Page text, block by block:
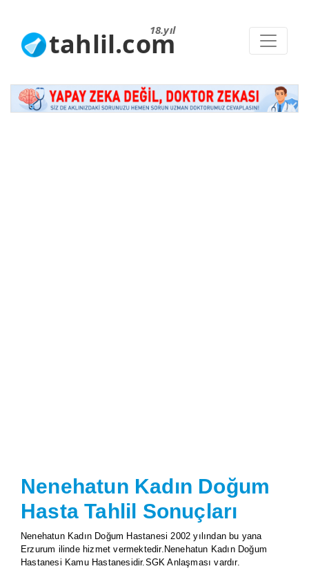
18.yıl
tahlil.com
Nenehatun Kadın Doğum
Hasta Tahlil Sonuçları
Nenehatun Kadın Doğum Hastanesi 2002 yılından bu yana
Erzurum ilinde hizmet vermektedir.Nenehatun Kadın Doğum
Hastanesi Kamu Hastanesidir.SGK Anlaşması vardır.